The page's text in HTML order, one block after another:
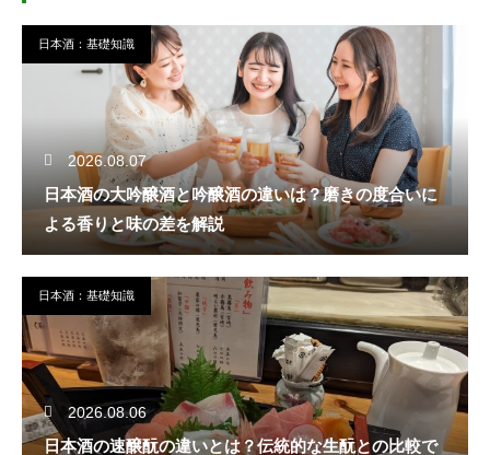
日本酒：基礎知識
2026.08.07
日本酒の大吟醸酒と吟醸酒の違いは？磨きの度合いに
よる香りと味の差を解説
日本酒：基礎知識
2026.08.06
日本酒の速醸酛の違いとは？伝統的な生酛との比較で